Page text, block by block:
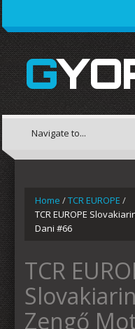
Home /TCR EUROPE /
TCR EUROPE
Dani #66
TCR
Zengő